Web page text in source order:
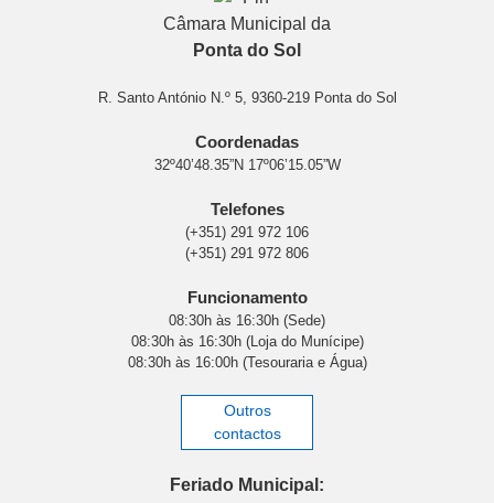
Câmara Municipal da
Ponta do Sol
R. Santo António N.º 5, 9360-219 Ponta do Sol
Coordenadas
32º40’48.35”N 17º06’15.05”W
Telefones
(+351) 291 972 106
(+351) 291 972 806
Funcionamento
08:30h às 16:30h (Sede)
08:30h às 16:30h (Loja do Munícipe)
08:30h às 16:00h (Tesouraria e Água)
Outros
contactos
Feriado Municipal: